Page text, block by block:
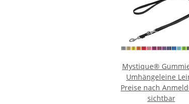
Mystique®
Umhängeleine
20mm Standard
Karabiner
Preise nach
sichtbar